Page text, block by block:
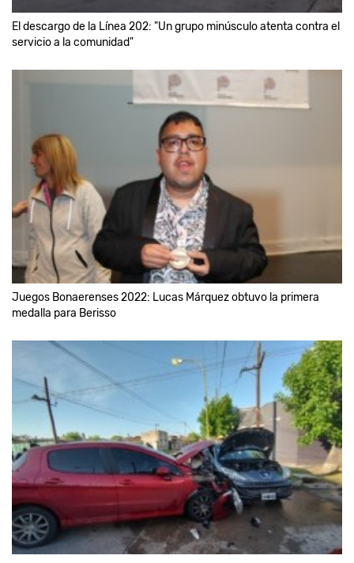
El descargo de la Línea 202: "Un grupo minúsculo atenta contra el
servicio a la comunidad"
Juegos Bonaerenses 2022: Lucas Márquez obtuvo la primera
medalla para Berisso